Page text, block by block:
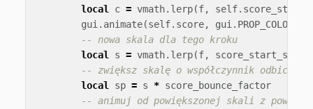
local
c = vmath. lerp(f, self.
gui . animate(self. score, gui . PROP_COLOR
-- nowa skala dla tego kroku
local
s = vmath. lerp(f, score_start_scale
-- zwiększ skalę o współczynnik odbicia
local
sp = s * score_bounce_factor
-- animuj od powiększonej skali z